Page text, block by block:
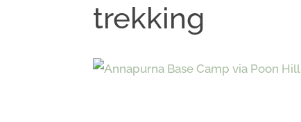
trekking